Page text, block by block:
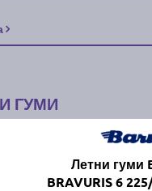
ГУМИ
Летни гуми
BRAVURIS 6